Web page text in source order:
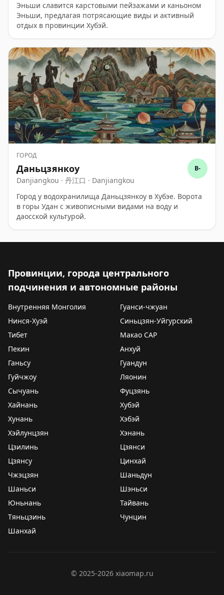
Эньши славится карстовыми пейзажами и каньоном
Эньши, предлагая потрясающие виды и активный
отдых в провинции Хубэй.
ГОРОД
Даньцзянкоу
Danjiangkou · 丹江口 · Danjiangkou
B-
Город у водохранилища Даньцзянкоу в Хубэе. Ворота
в горы Удан с живописными видами на воду и
даосской культурой.
Провинции, города центрального
подчинения и автономные районы
Внутренняя Монголия
Гуанси-чжуан
Нинся-Хуэй
Синьцзян-Уйгурский
Тибет
Макао САР
Пекин
Анхуй
Ганьсу
Гуандун
Гуйчжоу
Ляонин
Сычуань
Фуцзянь
Хайнань
Хубэй
Хунань
Хэбэй
Хэйлунцзян
Хэнань
Цзилинь
Цзянси
Цзянсу
Цинхай
Чжэцзян
Шаньдун
Шаньси
Шэньси
Юньнань
Тайвань
Тяньцзинь
Чунцин
Шанхай
© 2025-2026 xiaomap.ru